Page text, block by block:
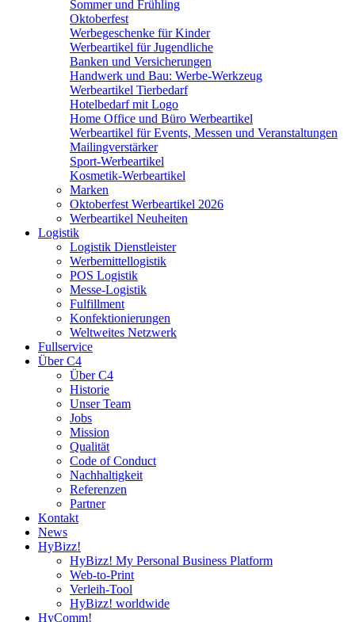
Sommer und Frühling
Oktoberfest
Werbegeschenke für Kinder
Werbeartikel für Jugendliche
Banken und Versicherungen
Handwerk und Bau: Werbe-Werkzeug
Werbeartikel Tierbedarf
Hotelbedarf mit Logo
Home Office und Büro Werbeartikel
Werbeartikel für Events, Messen und Veranstaltungen
Mailingverstärker
Sport-Werbeartikel
Kosmetik-Werbeartikel
Marken
Oktoberfest Werbeartikel 2026
Werbeartikel Neuheiten
Logistik
Logistik Dienstleister
Werbemittellogistik
POS Logistik
Messe-Logistik
Fulfillment
Konfektionierungen
Weltweites Netzwerk
Fullservice
Über C4
Über C4
Historie
Unser Team
Jobs
Mission
Qualität
Code of Conduct
Nachhaltigkeit
Referenzen
Partner
Kontakt
News
HyBizz!
HyBizz! My Personal Business Platform
Web-to-Print
Verleih-Tool
HyBizz! worldwide
HyComm!